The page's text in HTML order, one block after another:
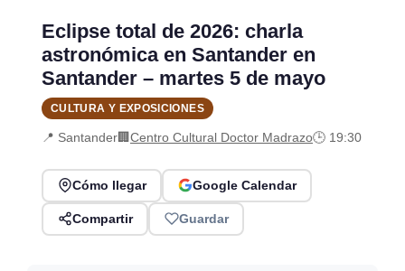
Eclipse total de 2026: charla
astronómica en Santander en
Santander – martes 5 de mayo
CULTURA Y EXPOSICIONES
📍 Santander🏢Centro Cultural Doctor Madrazo🕒 19:30
Cómo llegar Google Calendar
Compartir Guardar